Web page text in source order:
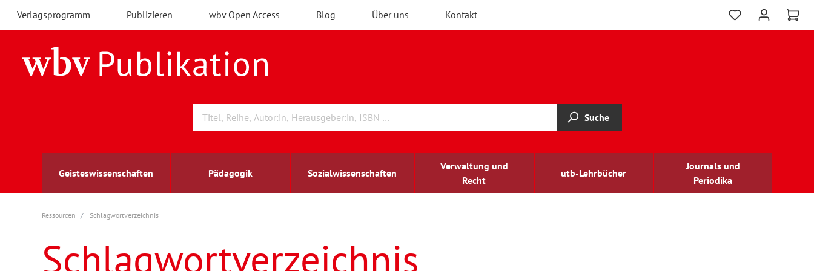
Verlagsprogramm Publizieren wbv Open Access Blog Über uns Kontakt
Suche
Geisteswissenschaften Pädagogik Sozialwissenschaften
Verwaltung und
Recht
utb-Lehrbücher
Journals und
Periodika
Archäologie
Berufs- und Wirtschaftspädagogik
Arbeitsmarktforschung
Außenwirtschaft
berufsbildung
Ressourcen Schlagwortverzeichnis
Schlagwortverzeichnis